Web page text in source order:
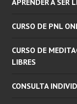
CURSO DE PNL
CURSO DE
LIBRES
CONSULTA